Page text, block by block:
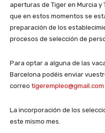
aperturas de Tiger en Murcia y
que en estos momentos se
preparación de los
procesos de selección de
Para optar a alguna de las
Barcelona podéis enviar
correo tigerempleo@gmail.com
La incorporación de los
este mismo mes.